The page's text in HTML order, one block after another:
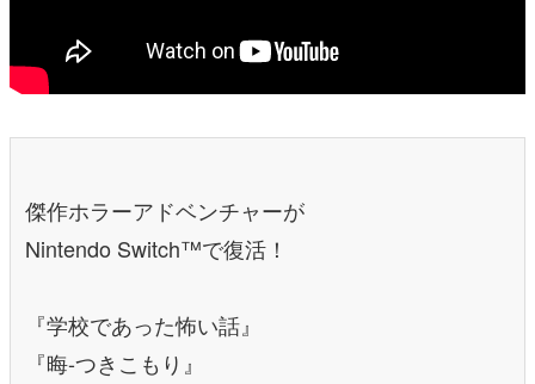
傑作ホラーアドベンチャーが
Nintendo Switch™で復活！
『学校であった怖い話』
『晦-つきこもり』